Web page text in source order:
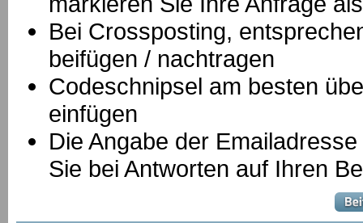
Bei Crossposting,
beifügen / nachtragen
Codeschnipsel am besten
einfügen
Die Angabe der
Sie bei Antworten auf Ihren